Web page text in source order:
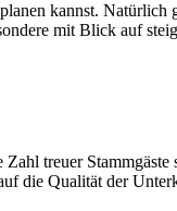
kannst. Natürlich
mit Blick auf
treuer Stammgäste
die Qualität der